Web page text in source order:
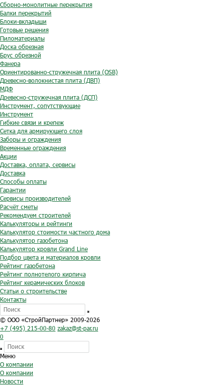
Сборно-монолитные перекрытия
Балки перекрытий
Блоки-вкладыши
Готовые решения
Пиломатериалы
Доска обрезная
Брус обрезной
Фанера
Ориентированно-стружечная плита (OSB)
Древесно-волокнистая плита (ДВП)
МДФ
Древесно-стружечная плита (ДСП)
Инструмент, сопутствующие
Инструмент
Гибкие связи и крепеж
Сетка для армирующего слоя
Заборы и ограждения
Временные ограждения
Акции
Доставка, оплата, сервисы
Доставка
Способы оплаты
Гарантии
Сервисы производителей
Расчёт сметы
Рекомендуем строителей
Калькуляторы и рейтинги
Калькулятор стоимости частного дома
Калькулятор газобетона
Калькулятор кровли Grand Line
Подбор цвета и материалов кровли
Рейтинг газобетона
Рейтинг полнотелого кирпича
Рейтинг керамических блоков
Статьи о строительстве
Контакты
© ООО «СтройПартнер» 2009-2026
+7 (495) 215-00-80 zakaz@st-par.ru
0
Меню
О компании
О компании
Новости